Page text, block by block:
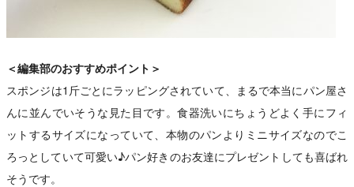
＜編集部のおすすめポイント＞
スポンジは1斤ごとにラッピングされていて、まるで本当にパン屋さ
んに並んでいそうな見た目です。食器洗いにちょうどよく手にフィ
ットするサイズになっていて、本物のパンよりミニサイズなのでこ
ろっとしていて可愛い♪パン好きのお友達にプレゼントしても喜ばれ
そうです。